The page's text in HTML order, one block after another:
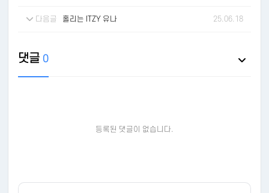
다음글 홀리는 ITZY 유나 25.06.18
댓글 0
등록된 댓글이 없습니다.